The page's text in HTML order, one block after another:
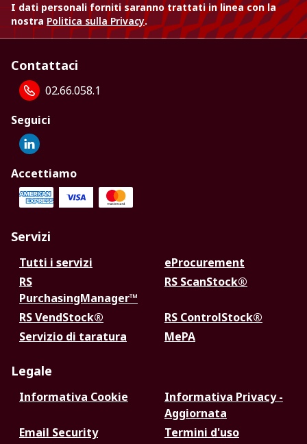
I dati personali forniti saranno trattati in linea con la
nostra Politica sulla Privacy.
Contattaci
02.66.058.1
Seguici
Accettiamo
Servizi
Tutti i servizi
eProcurement
RS
PurchasingManager™
RS ScanStock®
RS VendStock®
RS ControlStock®
Servizio di taratura
MePA
Legale
Informativa Cookie
Informativa Privacy -
Aggiornata
Email Security
Termini d'uso